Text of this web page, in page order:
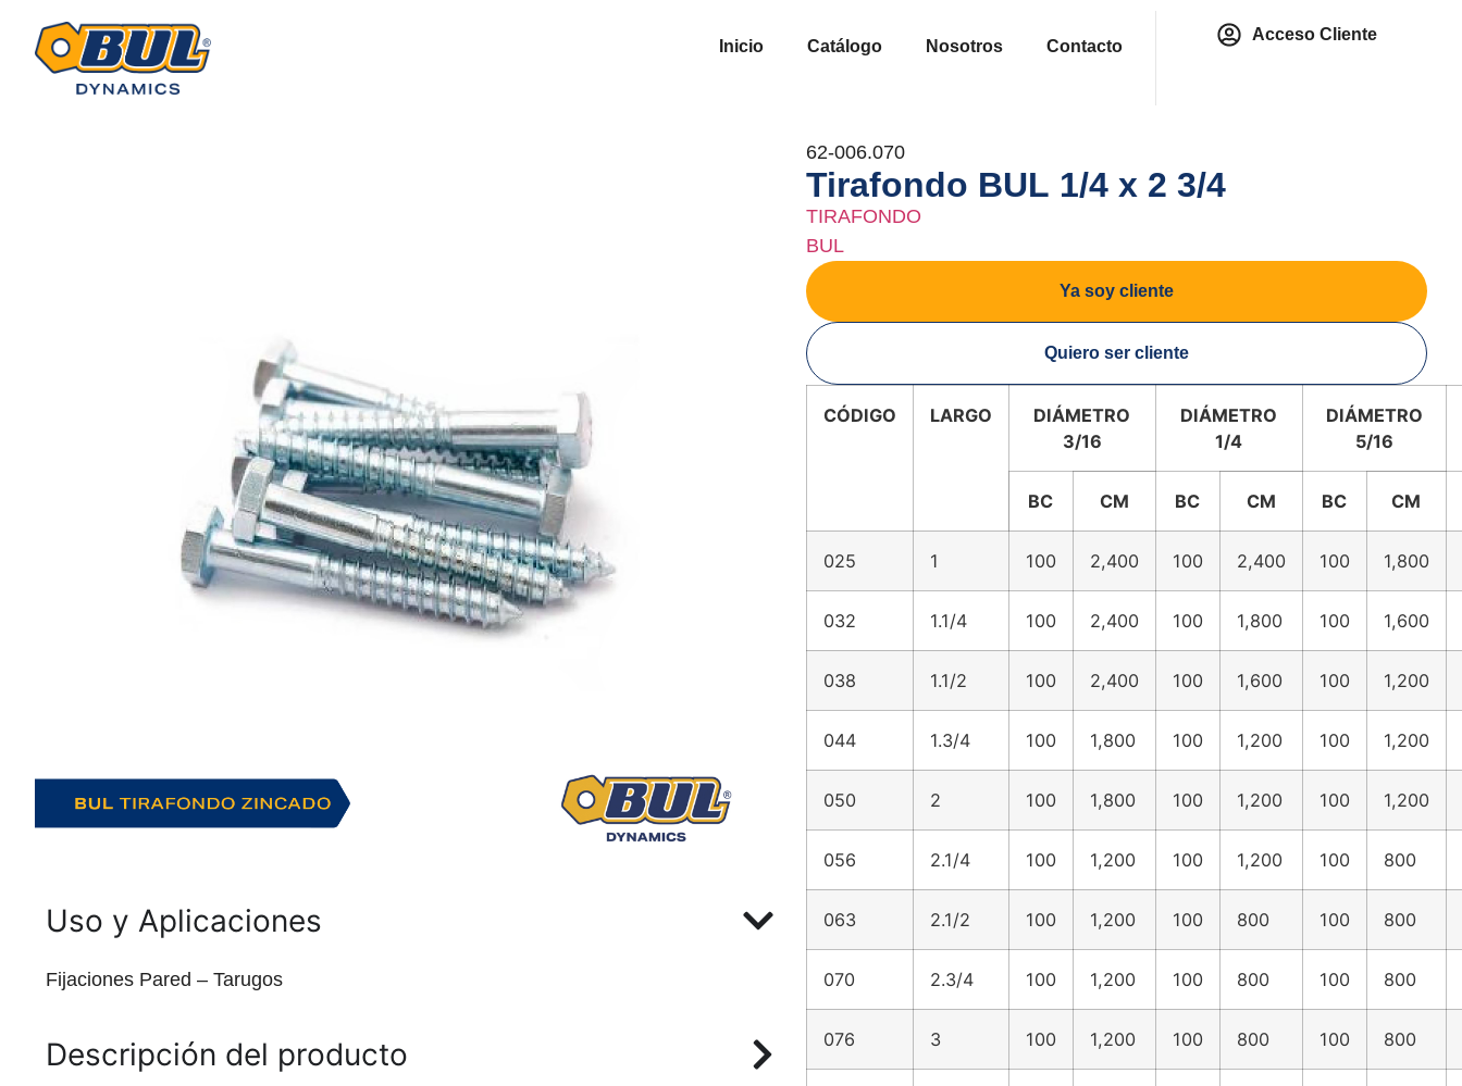
Inicio Catálogo Nosotros Contacto
Acceso Cliente
Uso y Aplicaciones
Fijaciones Pared – Tarugos
Descripción del producto
62-006.070
Tirafondo BUL 1/4 x 2 3/4
TIRAFONDO
BUL
Ya soy cliente
Quiero ser cliente
CÓDIGO LARGO
DIÁMETRO
3/16
DIÁMETRO
1/4
DIÁMETRO
5/16
BC CM BC CM BC CM
025 1 100 2,400 100 2,400 100 1,800
032 1.1/4 100 2,400 100 1,800 100 1,600
038 1.1/2 100 2,400 100 1,600 100 1,200
044 1.3/4 100 1,800 100 1,200 100 1,200
050 2 100 1,800 100 1,200 100 1,200
056 2.1/4 100 1,200 100 1,200 100 800
063 2.1/2 100 1,200 100 800 100 800
070 2.3/4 100 1,200 100 800 100 800
076 3 100 1,200 100 800 100 800